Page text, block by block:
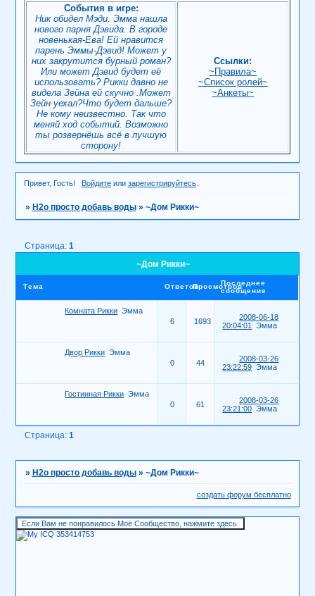
События в игре:
Ник обидел Мэди. Эмма нашла
нового парня Дэвида. В городе
новенькая-Ева! Ей нравится
парень Эммы-Дэвид! Может у
них закрутится бурный роман?
Или может Дэвид будет её
использовать? Рикки давно не
видела Зейна ей скучно .Может
Зейн уехал?Что будет дальше?
Не кому неизвестно. Так что
меняй ход событий. Возможно
ты розвернёшь всё в лучшую
сторону!
Ссылки:
~Правила~
~Список ролей~
~Анкеты~
Привет, Гость! Войдитеили зарегистрируйтесь.
» H2о просто добавь воды » ~Дом Рикки~
~Дом Рикки~
Страница: 1
Тема ОтветовПросмотровПоследнее
сообщение
Комната Рикки Эмма
6
1693
2008-06-18
20:04:01 Эмма
Двор Рикки Эмма
0
44
2008-03-26
23:22:59 Эмма
Гостинная Рикки Эмма
0
61
2008-03-26
23:21:00 Эмма
Страница: 1
» H2о просто добавь воды » ~Дом Рикки~
создать форум бесплатно